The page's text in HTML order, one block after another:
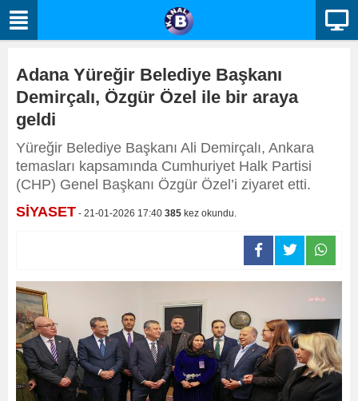
Adana Yüreğir Belediye Başkanı
Demirçalı, Özgür Özel ile bir araya
geldi
Yüreğir Belediye Başkanı Ali Demirçalı, Ankara
temasları kapsamında Cumhuriyet Halk Partisi
(CHP) Genel Başkanı Özgür Özel’i ziyaret etti.
SİYASET - 21-01-2026 17:40 385 kez okundu.